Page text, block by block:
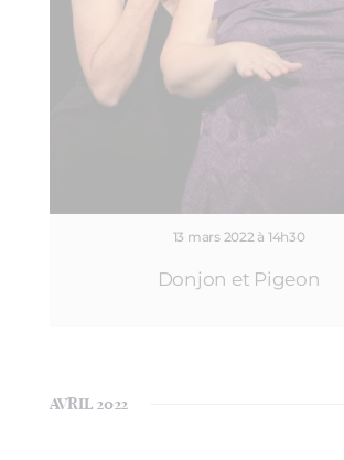
13 mars 2022 à 14h30
Donjon et Pigeon
AVRIL 2022